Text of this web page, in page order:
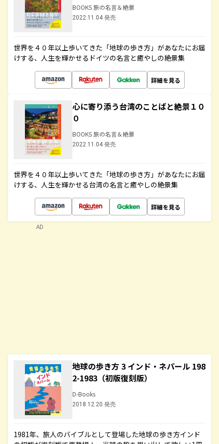
BOOKS 旅の名言＆絶景
2022.11.04 発売
世界を４０年以上歩いてきた「地球の歩き方」があなたにお届
けする、人生を輝かせるドイツの名言と癒やしの絶景集
詳細を見る
心に寄り添う台湾のことばと絶景１０
０
BOOKS 旅の名言＆絶景
2022.11.04 発売
世界を４０年以上歩いてきた「地球の歩き方」があなたにお届
けする、人生を輝かせる台湾の名言と癒やしの絶景集
詳細を見る
地球の歩き方 3 インド・ネパール 198
2-1983（初版復刻版）
D-Books
2018.12.20 発売
1981年、旅人のバイブルとして登場した地球の歩き方インド
AD